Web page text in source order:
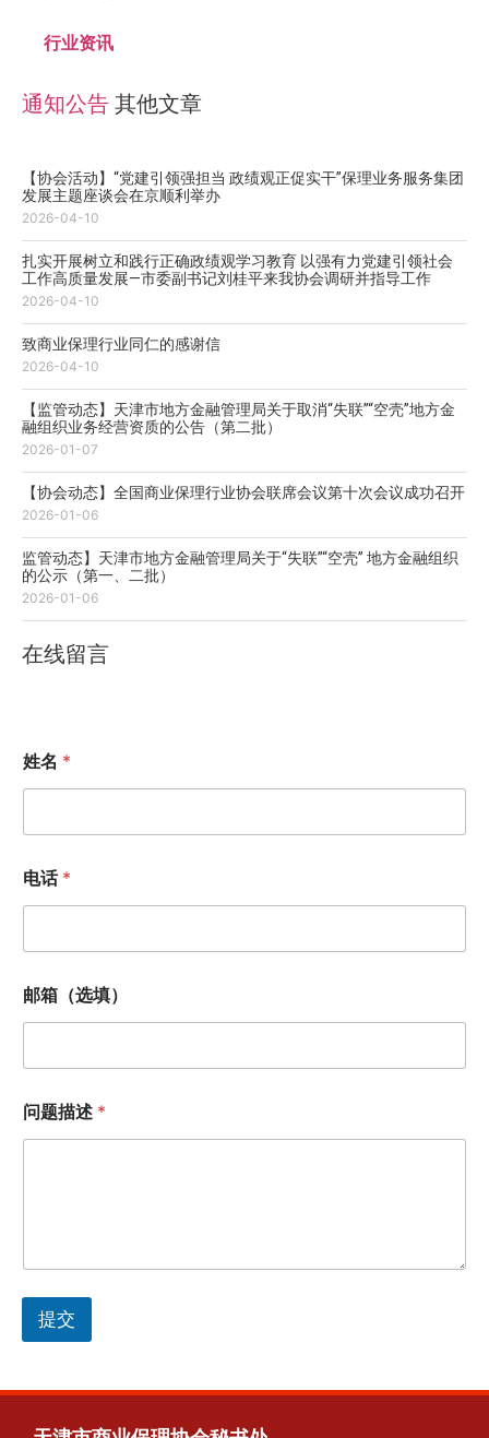
行业资讯
通知公告 其他文章
【协会活动】“党建引领强担当 政绩观正促实干”保理业务服务集团
发展主题座谈会在京顺利举办
2026-04-10
扎实开展树立和践行正确政绩观学习教育 以强有力党建引领社会
工作高质量发展—市委副书记刘桂平来我协会调研并指导工作
2026-04-10
致商业保理行业同仁的感谢信
2026-04-10
【监管动态】天津市地方金融管理局关于取消“失联”“空壳”地方金
融组织业务经营资质的公告（第二批）
2026-01-07
【协会动态】全国商业保理行业协会联席会议第十次会议成功召开
2026-01-06
监管动态】天津市地方金融管理局关于“失联”“空壳” 地方金融组织
的公示（第一、二批）
2026-01-06
在线留言
姓名 *
电话 *
邮箱（选填）
话
邮
描
述
问题描述 *
提交